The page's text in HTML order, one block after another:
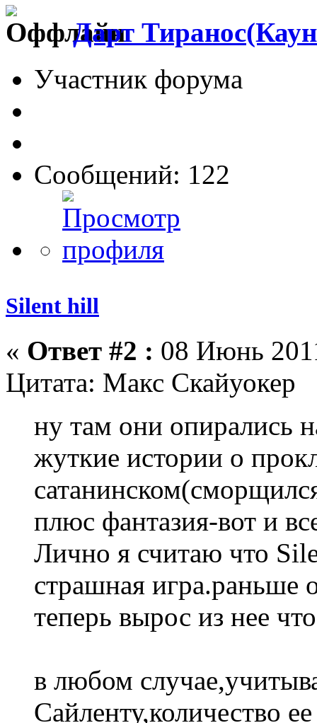
Дарт
Участник форума
Сообщений: 122
Silent hill
« Ответ #2 : 08 Июнь
Цитата: Макс Скайуокер
ну там они опирались
жуткие истории о
плюс фантазия-вот и
Лично я считаю что
страшная игра.раньше
теперь вырос из нее
в любом
Сайленту,количество